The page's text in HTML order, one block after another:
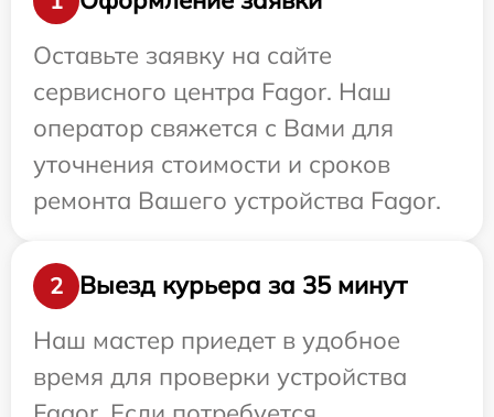
Оставьте заявку на сайте
сервисного центра Fagor. Наш
оператор свяжется с Вами для
уточнения стоимости и сроков
ремонта Вашего устройства Fagor.
2
Выезд курьера за 35 минут
Наш мастер приедет в удобное
время для проверки устройства